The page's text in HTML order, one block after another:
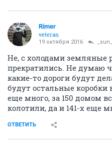
Rimer
veteran
19 октября 2016 _sun_
Не, с холодами земляные
прекратились. Не думаю
какие-то дороги будут
будут остальные коробки
еще много, за 150 домом
колотили, да и 141-х еще
ОТВЕТИТЬ